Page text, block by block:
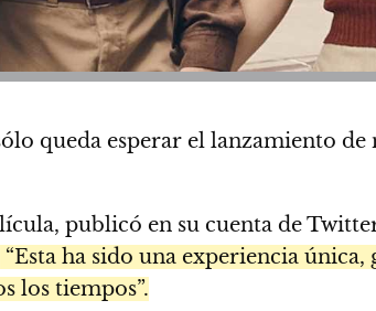
queda esperar el lanzamiento
publicó en su cuenta de
“Esta ha sido una experiencia
los tiempos”.